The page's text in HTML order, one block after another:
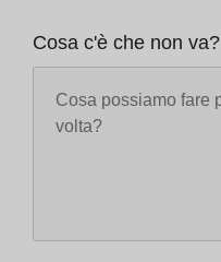
Cosa c'è che non va?